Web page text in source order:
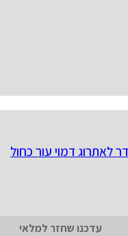
לאתרוג דמוי עור כחול
עדכנו שחזר למלאי